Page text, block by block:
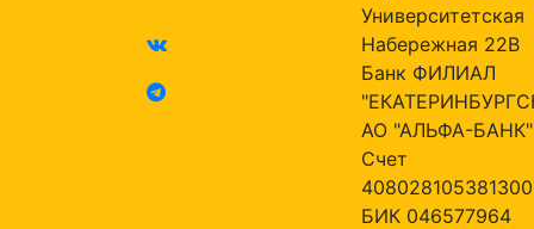
Университетская
Набережная 22В
Банк ФИЛИАЛ
АО "АЛЬФА-БАНК"
Счет
БИК 046577964